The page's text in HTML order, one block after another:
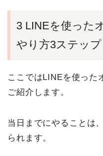
3 LINEを使った
やり方3ステップ
ここではLINEを使った
ご紹介します。
当日までにやることは
られます。